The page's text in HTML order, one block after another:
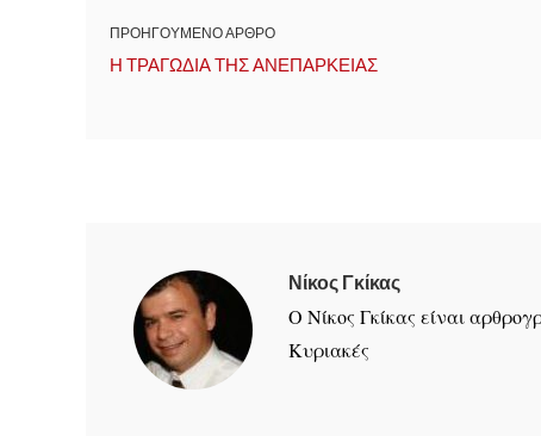
ΠΡΟΗΓΟΥΜΕΝΟ ΑΡΘΡΟ
Η ΤΡΑΓΩΔΙΑ ΤΗΣ ΑΝΕΠΑΡΚΕΙΑΣ
Νίκος Γκίκας
Ο Νίκος Γκίκας είναι
Κυριακές